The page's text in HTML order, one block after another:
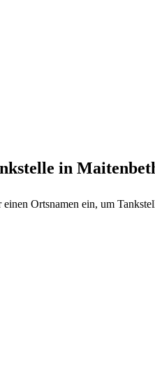
in
einen Ortsnamen ein, um